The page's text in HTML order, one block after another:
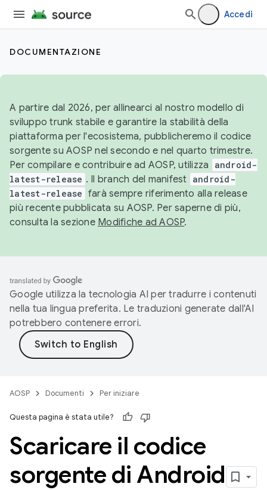
Accedi
DOCUMENTAZIONE
A partire dal 2026, per allinearci al nostro modello di
sviluppo trunk stabile e garantire la stabilità della
piattaforma per l'ecosistema, pubblicheremo il codice
sorgente su AOSP nel secondo e nel quarto trimestre.
Per compilare e contribuire ad AOSP, utilizza
android-
latest-release . Il branch del manifest android-
latest-release farà sempre riferimento alla release
più recente pubblicata su AOSP. Per saperne di più,
consulta la sezione Modifiche ad AOSP.
Google utilizza la tecnologia AI per tradurre i contenuti
nella tua lingua preferita. Le traduzioni generate dall'AI
potrebbero contenere errori.
AOSP Documenti Per iniziare
Questa pagina è stata utile?
Scaricare il codice
sorgente di Android